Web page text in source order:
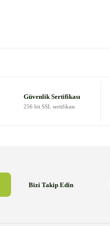
Güvenlik Sertifikası
256 bit SSL sertifikası
Bizi Takip Edin